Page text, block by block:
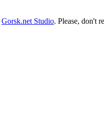
Gorsk.net Studio. Please, don't